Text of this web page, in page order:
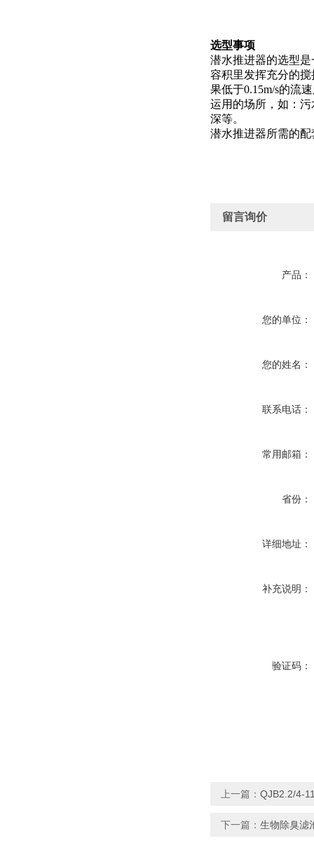
选型事项
潜水推进器的选型
容积里发挥充分的
果低于0.15m/s的流
运用的场所，如：
深等。
潜水推进器所需的
留言询价
产品：
您的单位：
您的姓名：
联系电话：
常用邮箱：
省份：
详细地址：
补充说明：
验证码：
上一篇： QJB2.2/4-
下一篇： 生物除臭滤